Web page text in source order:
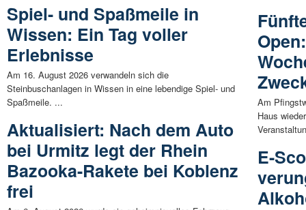
Spiel- und Spaßmeile in
Wissen: Ein Tag voller
Erlebnisse
Am 16. August 2026 verwandeln sich die
Steinbuschanlagen in Wissen in eine lebendige Spiel- und
Spaßmeile. ...
Aktualisiert: Nach dem Auto
bei Urmitz legt der Rhein
Bazooka-Rakete bei Koblenz
frei
Am
Haus
E-